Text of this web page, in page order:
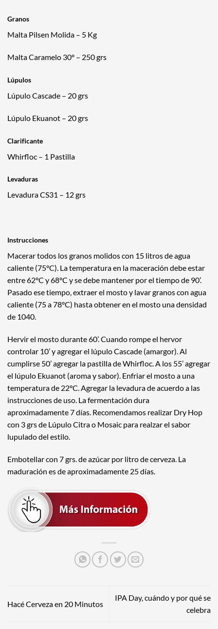
Granos
Malta Pilsen Molida – 5 Kg
Malta Caramelo 30° – 250 grs
Lúpulos
Lúpulo Cascade – 20 grs
Lúpulo Ekuanot – 20 grs
Clarificante
Whirfloc – 1 Pastilla
Levaduras
Levadura CS31 – 12 grs
Instrucciones
Macerar todos los granos molidos con 15 litros de agua
caliente (75°C). La temperatura en la maceración debe estar
entre 62°C y 68°C y se debe mantener por el tiempo de 90’.
Pasado ese tiempo, extraer el mosto y lavar granos con agua
caliente (75 a 78°C) hasta obtener en el mosto una densidad
de 1040.
Hervir el mosto durante 60’. Cuando rompe el hervor
controlar 10’ y agregar el lúpulo Cascade (amargor). Al
cumplirse 50’ agregar la pastilla de Whirfloc. A los 55’ agregar
el lúpulo Ekuanot (aroma y sabor). Enfriar el mosto a una
temperatura de 22°C. Agregar la levadura de acuerdo a las
instrucciones de uso. La fermentación dura
aproximadamente 7 días. Recomendamos realizar Dry Hop
con 3 grs de Lúpulo Citra o Mosaic para realzar el sabor
lupulado del estilo.
Embotellar con 7 grs. de azúcar por litro de cerveza. La
maduración es de aproximadamente 25 días.
Hacé Cerveza en 20 Minutos
IPA Day, cuándo y por qué se
celebra